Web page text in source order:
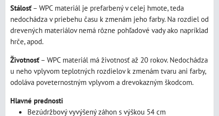
Stálosť– WPC materiál je prefarbený v celej hmote, teda
nedochádza v priebehu času k zmenám jeho farby. Na rozdiel od
drevených materiálov nemá rôzne pohľadové vady ako napríklad
hrče, apod.
Životnosť– WPC materiál má životnosť až 20 rokov. Nedochádza
u neho vplyvom teplotných rozdielov k zmenám tvaru ani farby,
odoláva poveternostným vplyvom a drevokazným škodcom.
Hlavné prednosti
Bezúdržbový vyvýšený záhon s výškou 54 cm